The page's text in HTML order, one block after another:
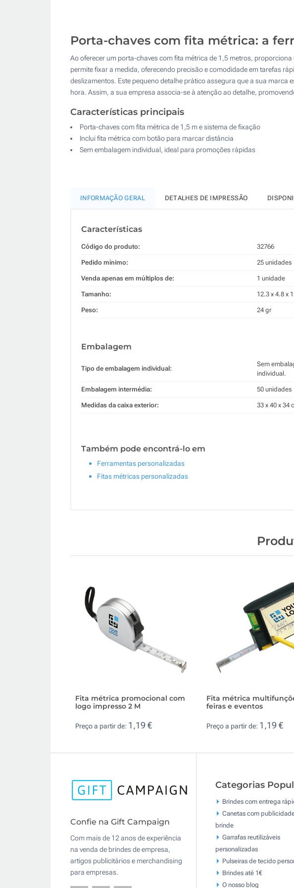
Porta-chaves com fita métrica: a
Ao oferecer um porta-chaves com fita métrica de 1,5 metros,
permite fixar a medida, oferecendo precisão e comodidade em tarefas
deslizamentos. Este pequeno detalhe prático assegura que a sua marca
hora. Assim, a sua empresa associa-se à atenção ao detalhe,
Características principais
Porta-chaves com fita métrica de 1,5 m e sistema de fixação
Inclui fita métrica com botão para marcar distância
Sem embalagem individual, ideal para promoções rápidas
INFORMAÇÃO GERAL DETALHES DE IMPRESSÃO
Características
Código do produto: 32766
Pedido mínimo: 25 unidades
Venda apenas em múltiplos de: 1 unidade
Tamanho: 12.3 x 4.8 x
Peso: 24 gr
Embalagem
Tipo de embalagem individual:
Sem
individual.
Embalagem intermédia: 50 unidades
Medidas da caixa exterior: 33 x 40 x 34
Também pode encontrá-lo em
Ferramentas personalizadas
Fitas métricas personalizadas
Fita métrica promocional com
logo impresso 2 M
Preço a partir de: 1,19 €
Fita métrica
feiras e eventos
Preço a partir de: 1,19 €
Confie na Gift Campaign
Com mais de 12 anos de experiência
na venda de brindes de empresa,
artigos publicitários e merchandising
para empresas.
Categorias
Brindes com entrega
Canetas com
brinde
Garrafas reutilizáveis
personalizadas
Pulseiras de tecido
Brindes até 1€
O nosso blog